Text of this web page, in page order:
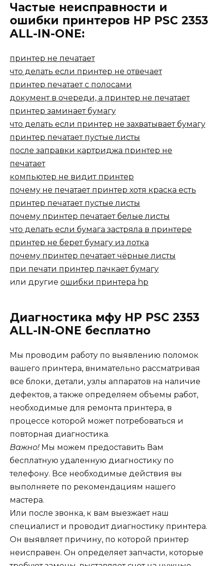
Частые неисправности и
ошибки принтеров HP PSC 2353
ALL-IN-ONE:
принтер не печатает
что делать если принтер не отвечает
принтер печатает с полосами
документ в очереди, а принтер не печатает
принтер заминает бумагу
что делать если принтер не захватывает бумагу
принтер печатает пустые листы
после заправки картриджа принтер не
печатает
компьютер не видит принтер
почему не печатает принтер хотя краска есть
принтер печатает пустые листы
почему принтер печатает белые листы
что делать если бумага застряла в принтере
принтер не берет бумагу из лотка
почему принтер печатает чёрные листы
при печати принтер пачкает бумагу
или другие ошибки принтера hp
Диагностика мфу HP PSC 2353
ALL-IN-ONE бесплатно
Мы проводим работу по выявлению поломок
вашего принтера, внимательно рассматривая
все блоки, детали, узлы аппаратов на наличие
дефектов, а также определяем объемы работ,
необходимые для ремонта принтера, в
процессе которой может потребоваться и
повторная диагностика.
Важно! Мы можем предоставить Вам
бесплатную удаленную диагностику по
телефону. Все необходимые действия вы
выполняете по рекомендациям нашего
мастера.
Или после звонка, к вам выезжает наш
специалист и проводит диагностику принтера.
Он выявляет причину, по которой принтер
неисправен. Он определяет запчасти, которые